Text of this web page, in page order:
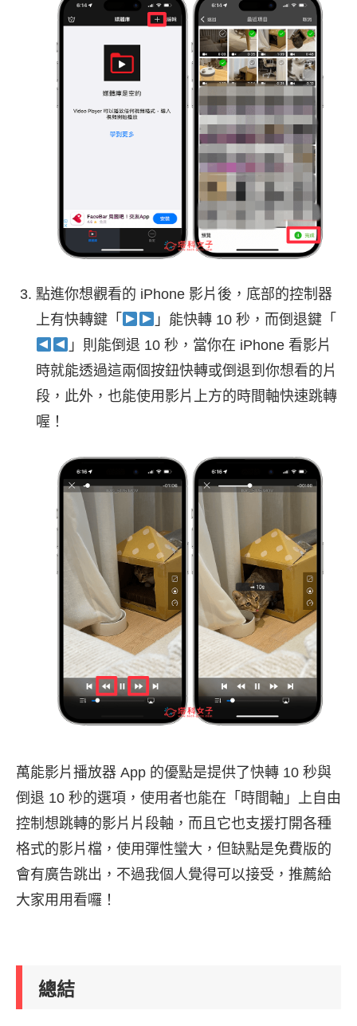
點進你想觀看的 iPhone 影片後，底部的控制器
上有快轉鍵「
」能快轉 10 秒，而倒退鍵「
」則能倒退 10 秒，當你在 iPhone 看影片
時就能透過這兩個按鈕快轉或倒退到你想看的片
段，此外，也能使用影片上方的時間軸快速跳轉
喔！
萬能影片播放器 App 的優點是提供了快轉 10 秒與
倒退 10 秒的選項，使用者也能在「時間軸」上自由
控制想跳轉的影片片段軸，而且它也支援打開各種
格式的影片檔，使用彈性蠻大，但缺點是免費版的
會有廣告跳出，不過我個人覺得可以接受，推薦給
大家用用看囉！
總結